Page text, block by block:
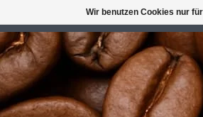
VERFÜGBAR MO-FR VOR 16 UHR
Wir benutzen Cookies nur